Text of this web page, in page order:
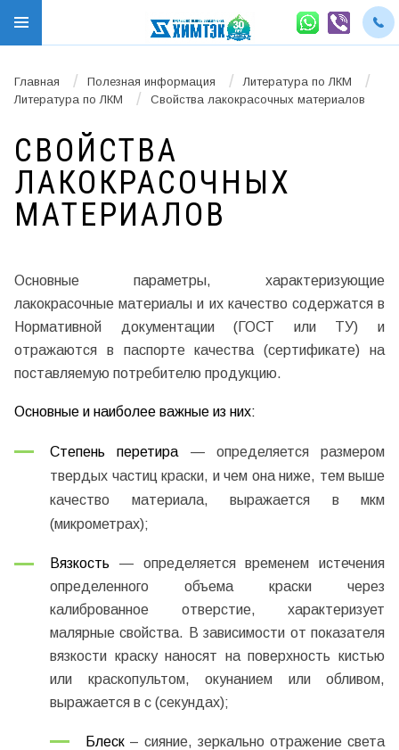
Главная / Полезная информация / Литература по ЛКМ /
Литература по ЛКМ / Свойства лакокрасочных материалов
СВОЙСТВА
ЛАКОКРАСОЧНЫХ
МАТЕРИАЛОВ
Основные параметры, характеризующие
лакокрасочные материалы и их качество содержатся в
Нормативной документации (ГОСТ или ТУ) и
отражаются в паспорте качества (сертификате) на
поставляемую потребителю продукцию.
Основные и наиболее важные из них:
Степень перетира — определяется размером
твердых частиц краски, и чем она ниже, тем выше
качество материала, выражается в мкм
(микрометрах);
Вязкость — определяется временем истечения
определенного объема краски через
калиброванное отверстие, характеризует
малярные свойства. В зависимости от показателя
вязкости краску наносят на поверхность кистью
или краскопультом, окунанием или обливом,
выражается в с (секундах);
Блеск – сияние, зеркально отражение света